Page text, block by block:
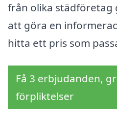
från olika städföretag
att göra en
hitta ett pris som
Få 3 erbjudanden,
förpliktelser